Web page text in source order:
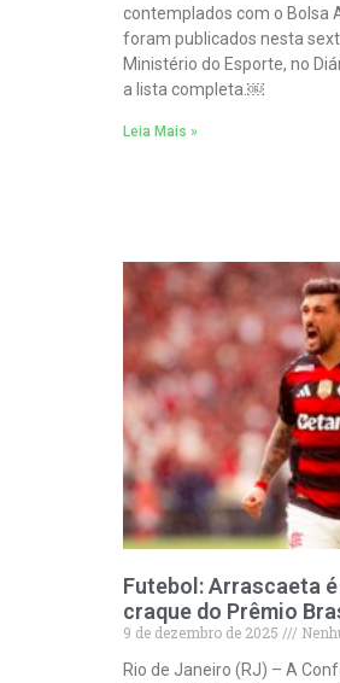
contemplados com o Bolsa
foram publicados nesta
Ministério do Esporte, no
a lista completa.￼
Leia Mais »
Futebol: Arrascaeta
craque do Prêmio
9 de dezembro de 2025
Rio de Janeiro (RJ) – A